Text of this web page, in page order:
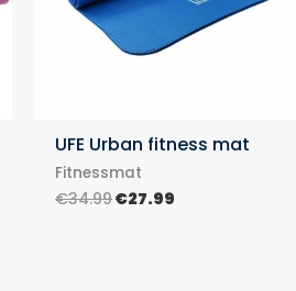
UFE Urban fitness mat
Fitnessmat
€34.99Oorspronkelijke
€27.99Huidige